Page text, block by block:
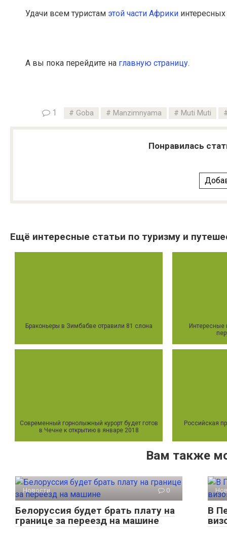
Удачи всем туристам этой части Африки
А вы пока перейдите на главную страницу.
1 Goba Manzimnyama Muti Muti
Понравилась
Ещё интересные статьи по туризму и
Браконьеры в Зимбабве отравили 81 слона
Интересные
Современный горнолыжный курорт будет готов
в Чечне к открытию в январе 2018
Российская
Вам также
Новости 0
Белоруссия будет брать плату на
границе за переезд на машине
В